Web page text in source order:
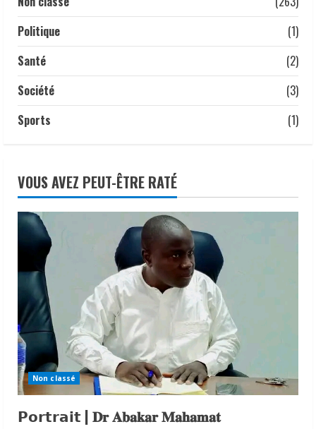
Politique
(1)
Santé
(2)
Société
(3)
Sports
(1)
VOUS AVEZ PEUT-ÊTRE RATÉ
Non classé
𝗣𝗼𝗿𝘁𝗿𝗮𝗶𝘁 | 𝐃𝐫 𝐀𝐛𝐚𝐤𝐚𝐫 𝐌𝐚𝐡𝐚𝐦𝐚𝐭